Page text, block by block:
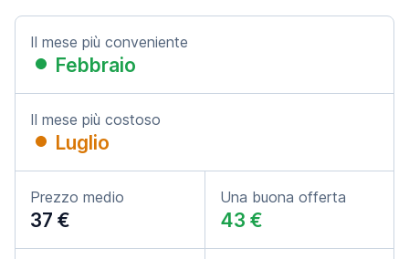
Il mese più conveniente
Febbraio
Il mese più costoso
Luglio
Prezzo medio
37 €
Una buona offerta
43 €